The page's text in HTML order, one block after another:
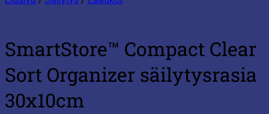
SmartStore™ Compact Clear
Sort Organizer säilytysrasia
30x10cm